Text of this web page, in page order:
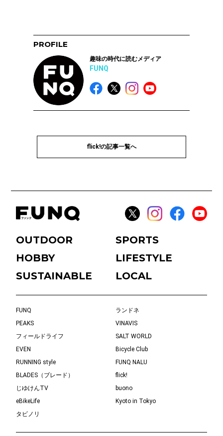
PROFILE
趣味の時代に読むメディア
FUNQ
flick!の記事一覧へ
OUTDOOR
SPORTS
HOBBY
LIFESTYLE
SUSTAINABLE
LOCAL
FUNQ
ランドネ
PEAKS
VINAVIS
フィールドライフ
SALT WORLD
EVEN
Bicycle Club
RUNNING style
FUNQ NALU
BLADES（ブレード）
flick!
じゆけんTV
buono
eBikeLife
Kyoto in Tokyo
タビノリ